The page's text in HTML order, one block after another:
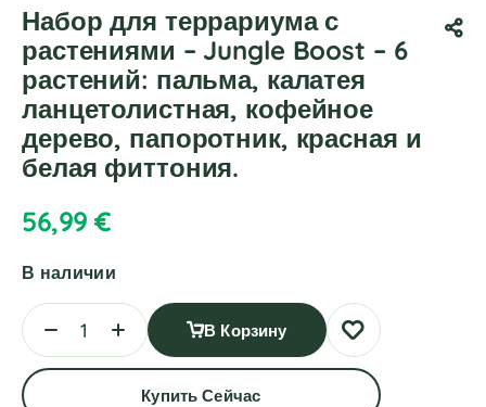
Набор для террариума с
растениями – Jungle Boost – 6
растений: пальма, калатея
ланцетолистная, кофейное
дерево, папоротник, красная и
белая фиттония.
56,99€
В наличии
В Корзину
Купить Сейчас